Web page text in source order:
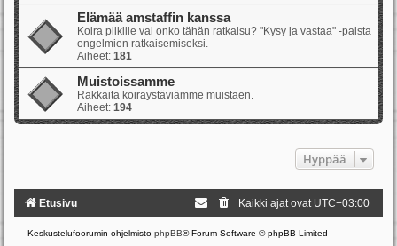
Elämää amstaffin kanssa
Koira piikille vai onko tähän ratkaisu? "Kysy ja vastaa" -palsta
ongelmien ratkaisemiseksi.
Aiheet: 181
Muistoissamme
Rakkaita koiraystäviämme muistaen.
Aiheet: 194
Hyppää
Etusivu Kaikki ajat ovat UTC+03:00
Keskustelufoorumin ohjelmisto phpBB® Forum Software © phpBB Limited